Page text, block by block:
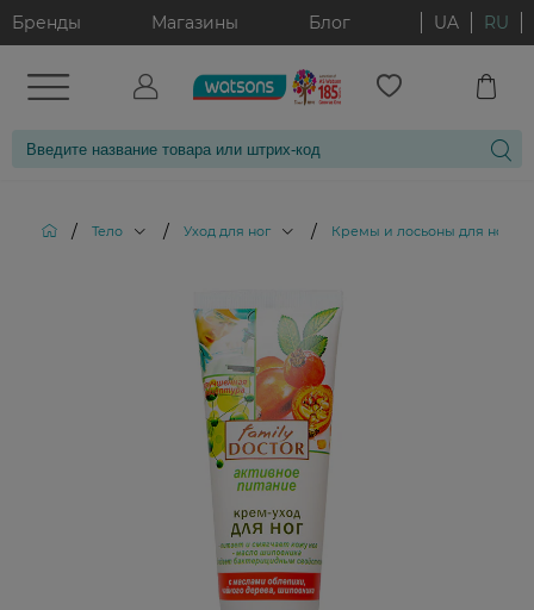
Бренды Магазины Блог UA RU
/ Тело / Уход для ног / Кремы и лосьоны для ног